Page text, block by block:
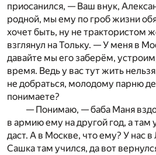
приосанился, — Ваш внук,
родной, мы ему по гроб жизни
хочет быть, ну не трактористом
взглянул на Тольку. — У меня в
давайте мы его заберём,
время. Ведь у вас тут жить
не добраться, молодому парню
понимаете?
— Понимаю, — баба Маня
в армию ему на другой год, а там
даст. А в Москве, что ему? У нас
Сашка там учился, да вот